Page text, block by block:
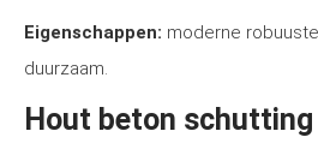
Eigenschappen: moderne
duurzaam.
Hout beton schutting